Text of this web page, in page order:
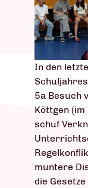
In den
5a Besuch
Köttgen
schuf
muntere
die